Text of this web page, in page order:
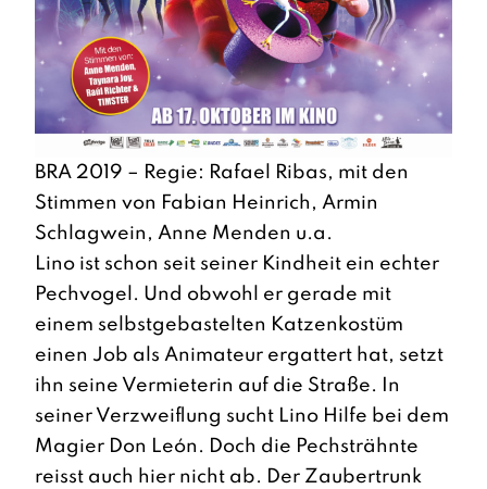
BRA 2019 – Regie: Rafael Ribas, mit den
Stimmen von Fabian Heinrich, Armin
Schlagwein, Anne Menden u.a.
Lino ist schon seit seiner Kindheit ein echter
Pechvogel. Und obwohl er gerade mit
einem selbstgebastelten Katzenkostüm
einen Job als Animateur ergattert hat, setzt
ihn seine Vermieterin auf die Straße. In
seiner Verzweiflung sucht Lino Hilfe bei dem
Magier Don León. Doch die Pechsträhnte
reisst auch hier nicht ab. Der Zaubertrunk